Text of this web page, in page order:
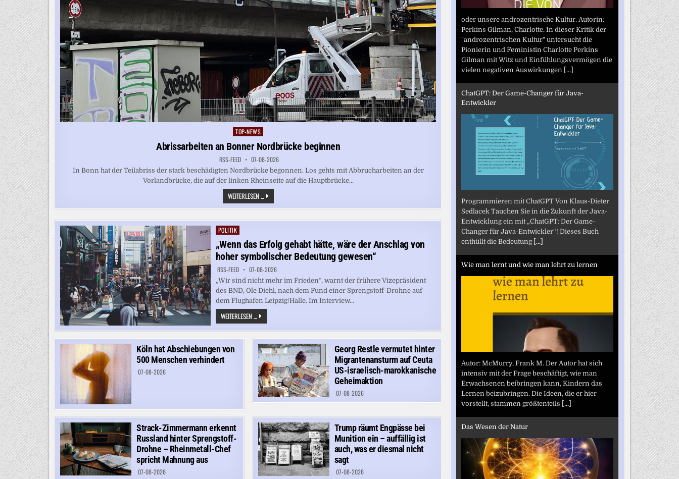
Posted
TOP-NEWS
Abrissarbeiten an Bonner Nordbrücke beginnen
RSS-FEED 07-08-2026
In Bonn hat der Teilabriss der stark beschädigten Nordbrücke begonnen. Los gehts mit Abbrucharbeiten an der
Vorlandbrücke, die auf der linken Rheinseite auf die Hauptbrücke...
WEITERLESEN ... ABRISSARBEITEN
AN
BONNER
BEGINNEN
Posted
in
POLITIK
„Wenn das Erfolg gehabt hätte, wäre der Anschlag von
hoher symbolischer Bedeutung gewesen“
RSS-FEED 07-08-2026
„Wir sind nicht mehr im Frieden“, warnt der frühere Vizepräsident
des BND, Ole Diehl, nach dem Fund einer Sprengstoff-Drohne auf
dem Flughafen Leipzig/Halle. Im Interview...
WEITERLESEN ... „WENN
DAS
ERFOLG
HÄTTE,
WÄRE
DER
ANSCHLAG
VON
HOHER
SYMBOLISCHER
BEDEUTUNG
GEWESEN“
Köln hat Abschiebungen von
500 Menschen verhindert
07-08-2026
Georg Restle vermutet hinter
Migrantenansturm auf Ceuta
US-israelisch-marokkanische
Geheimaktion
07-08-2026
Strack-Zimmermann erkennt
Russland hinter Sprengstoff-
Drohne – Rheinmetall-Chef
spricht Mahnung aus
07-08-2026
Trump räumt Engpässe bei
Munition ein – auffällig ist
auch, was er diesmal nicht
sagt
07-08-2026
oder unsere androzentrische Kultur. Autorin:
Perkins Gilman, Charlotte. In dieser Kritik der
"androzentrischen Kultur" untersucht die
Pionierin und Feministin Charlotte Perkins
Gilman mit Witz und Einfühlungsvermögen die
vielen negativen Auswirkungen [...]
ChatGPT: Der Game-Changer für Java-
Entwickler
Programmieren mit ChatGPT Von Klaus-Dieter
Sedlacek Tauchen Sie in die Zukunft der Java-
Entwicklung ein mit „ChatGPT: Der Game-
Changer für Java-Entwickler“! Dieses Buch
enthüllt die Bedeutung [...]
Wie man lernt und wie man lehrt zu lernen
Autor: McMurry, Frank M. Der Autor hat sich
intensiv mit der Frage beschäftigt, wie man
Erwachsenen beibringen kann, Kindern das
Lernen beizubringen. Die Ideen, die er hier
vorstellt, stammen größtenteils [...]
Das Wesen der Natur